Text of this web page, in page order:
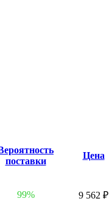
поставки
Цена
99% 9 562 ₽